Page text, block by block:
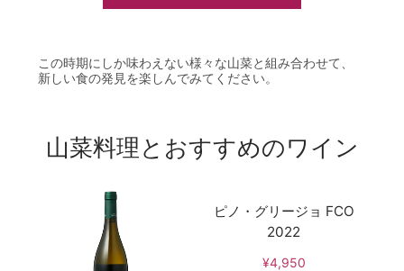
この時期にしか味わえない様々な山菜と組み合わせて、
新しい食の発見を楽しんでみてください。
山菜料理とおすすめのワイン
ピノ・グリージョ FCO
2022
¥4,950